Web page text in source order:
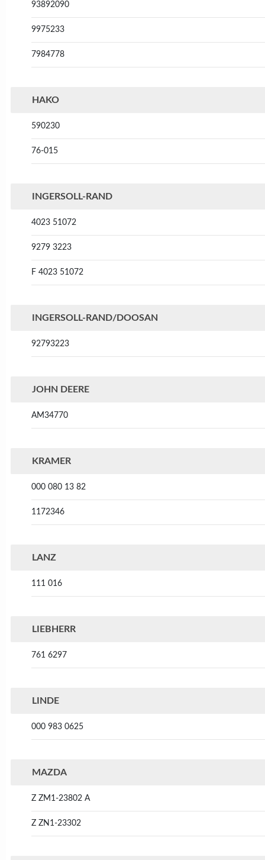
93892090
9975233
7984778
HAKO
590230
76-015
INGERSOLL-RAND
4023 51072
9279 3223
F 4023 51072
INGERSOLL-RAND/DOOSAN
92793223
JOHN DEERE
AM34770
KRAMER
000 080 13 82
1172346
LANZ
111 016
LIEBHERR
761 6297
LINDE
000 983 0625
MAZDA
Z ZM1-23802 A
Z ZN1-23302